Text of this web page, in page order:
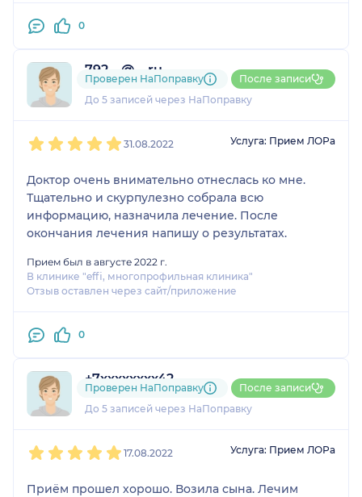
0
792....@....ru
1 отзыв
До 5 записей через НаПоправку
Проверен НаПоправку После записи
31.08.2022 Услуга: Прием ЛОРа
Доктор очень внимательно отнеслась ко мне.
Тщательно и скурпулезно собрала всю
информацию, назначила лечение. После
окончания лечения напишу о результатах.
Прием был в августе 2022 г.
В клинике "effi, многопрофильная клиника"
Отзыв оставлен через сайт/приложение
0
+7xxxxxxxx42
3 отзыва
До 5 записей через НаПоправку
Проверен НаПоправку После записи
17.08.2022 Услуга: Прием ЛОРа
Приём прошел хорошо. Возила сына. Лечим